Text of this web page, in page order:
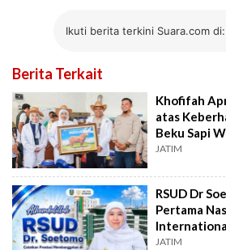
Ikuti berita terkini Suara.com di:
Berita Terkait
Khofifah
atas
Beku Sapi
JATIM
RSUD Dr
Pertama
Sektor
JATIM